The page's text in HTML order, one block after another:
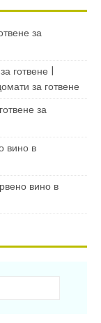
за
готвене |
за готвене
за
вино в
вино в